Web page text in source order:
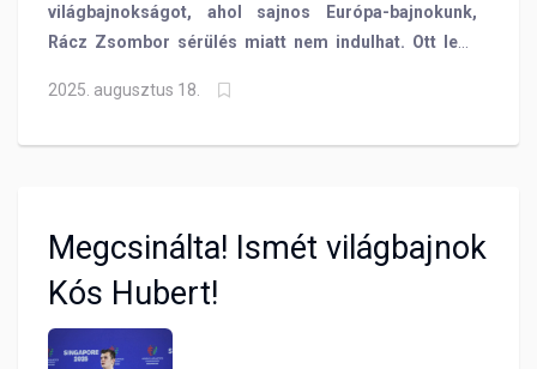
világbajnokságot, ahol sajnos Európa-bajnokunk,
Rácz Zsombor sérülés miatt nem indulhat. Ott lesz
Kincső Hanna és Zámbori Hanna!
2025. augusztus 18.
Megcsinálta! Ismét világbajnok
Kós Hubert!